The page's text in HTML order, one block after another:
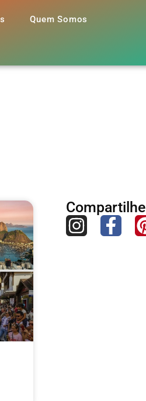
Quem Somos
Compartilhe